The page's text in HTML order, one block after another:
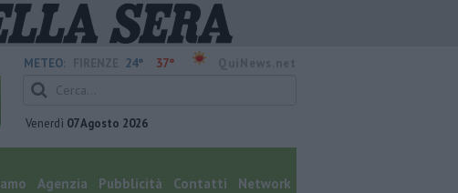
METEO: 24° 37°
Venerdì 07 Agosto 2026
Agenzia Pubblicità Contatti Network